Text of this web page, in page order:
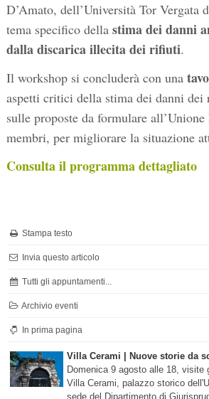
D’Amato, dell’Università Tor Vergata
tema specifico della stima dei danni
dalla discarica illecita dei rifiuti.
Il workshop si concluderà con una
aspetti critici della stima dei danni dei
sulle proposte da formulare
membri, per migliorare la situazione
Consulta il programma dettagliato
Stampa testo
Invia questo articolo
Tutti gli appuntamenti...
Archivio eventi
In prima pagina
Villa Cerami | Nuove storie da
Domenica 9 agosto alle 18, visite
Villa Cerami, palazzo storico
sede del Dipartimento di